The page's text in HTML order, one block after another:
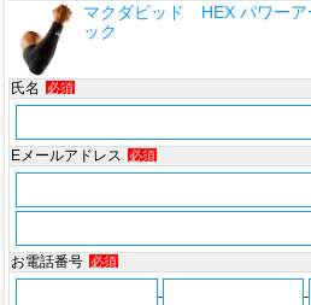
マクダビッド HEX パワー
ック
氏名 必須
Eメールアドレス 必須
お電話番号 必須
-
-
ポータフォン（PORTAPHONE）
ギルマンギア（Gilman Gear）
サムプロ（ThumbPRO）